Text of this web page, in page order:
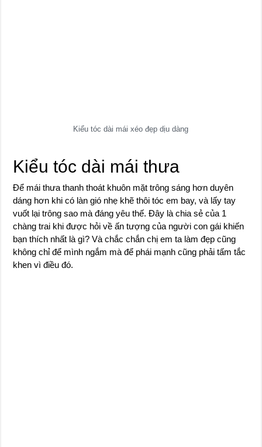
Kiểu tóc dài mái xéo đẹp dịu dàng
Kiểu tóc dài mái thưa
Để mái thưa thanh thoát khuôn mặt trông sáng hơn duyên
dáng hơn khi có làn gió nhẹ khẽ thôi tóc em bay, và lấy tay
vuốt lại trông sao mà đáng yêu thế. Đây là chia sẻ của 1
chàng trai khi được hỏi về ấn tượng của người con gái khiến
bạn thích nhất là gì? Và chắc chắn chị em ta làm đẹp cũng
không chỉ để mình ngắm mà để phái mạnh cũng phải tấm tắc
khen vì điều đó.